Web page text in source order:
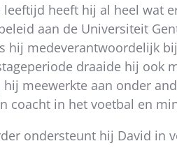
leeftijd heeft hij al heel wat
aan de Universiteit
hij medeverantwoordelijk
draaide hij ook
meewerkte aan onder
coacht in het voetbal en
ondersteunt hij David in